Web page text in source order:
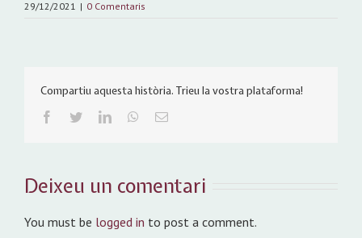
29/12/2021 | 0 Comentaris
Compartiu aquesta història. Trieu la vostra plataforma!
Facebook
TwitterLinkedInWhatsApp
Email:
Deixeu un comentari
You must be logged in to post a comment.